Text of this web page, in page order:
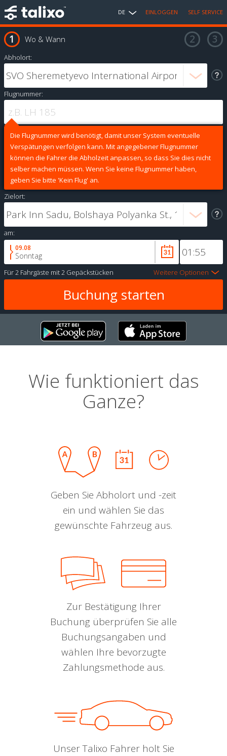
DE EINLOGGEN SELF SERVICE
Wo & Wann
Abholort:
Flugnummer:
Die Flugnummer wird benötigt, damit unser System eventuelle
Verspätungen verfolgen kann. Mit angegebener Flugnummer
können die Fahrer die Abholzeit anpassen, so dass Sie dies nicht
selber machen müssen. Wenn Sie keine Flugnummer haben,
geben Sie bitte 'Kein Flug' an.
Zielort:
am:
09.08
Sonntag
Für2 Fahrgäste mit2 Gepäckstücken Weitere Optionen
Wie funktioniert das
Ganze?
Geben Sie Abholort und -zeit
ein und wählen Sie das
gewünschte Fahrzeug aus.
Zur Bestätigung Ihrer
Buchung überprüfen Sie alle
Buchungsangaben und
wählen Ihre bevorzugte
Zahlungsmethode aus.
Unser Talixo Fahrer holt Sie